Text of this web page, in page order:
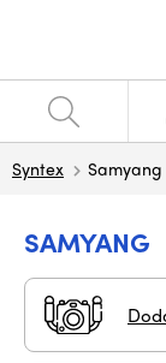
Syntex Samyang
SAMYANG